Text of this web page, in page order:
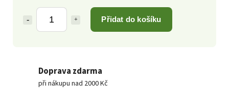
Přidat do košíku
Doprava zdarma
při nákupu nad 2000 Kč